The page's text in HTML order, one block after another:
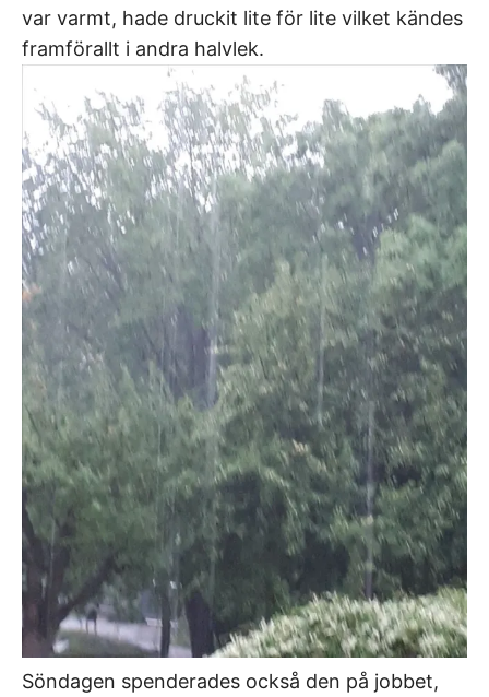
var varmt, hade druckit lite för lite vilket kändes
framförallt i andra halvlek.
Söndagen spenderades också den på jobbet,